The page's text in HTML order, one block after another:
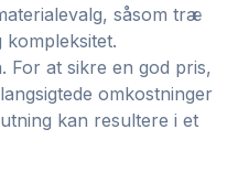
såsom træ
For at sikre en god pris,
omkostninger
kan resultere i et